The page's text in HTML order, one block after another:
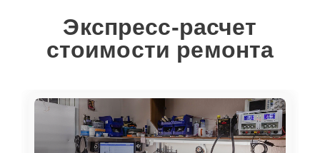
Экспресс-расчет
стоимости ремонта